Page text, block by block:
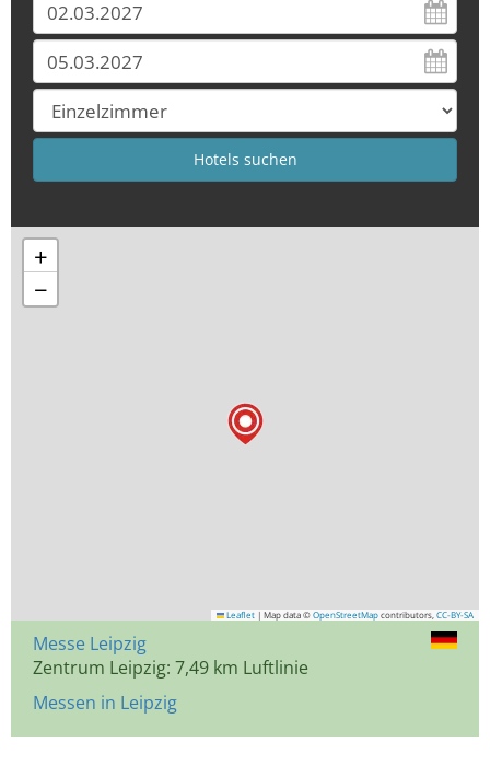
+
−
Leaflet | Map data © OpenStreetMap contributors, CC-BY-SA
Messe Leipzig
Zentrum Leipzig: 7,49 km Luftlinie
Messen in Leipzig